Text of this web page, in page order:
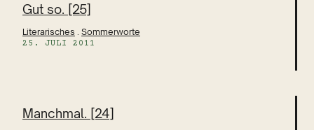
Gut so. [25]
Literarisches . Sommerworte
25. JULI 2011
Manchmal. [24]